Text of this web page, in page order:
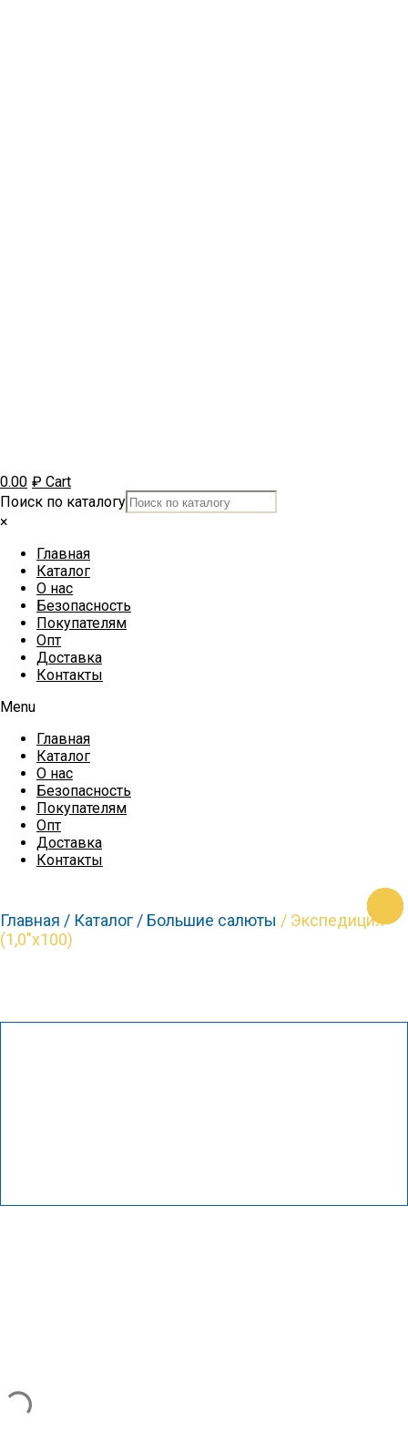
0.00 ₽ Cart
Поиск по каталогу
×
Главная
Каталог
О нас
Безопасность
Покупателям
Опт
Доставка
Контакты
Menu
Главная
Каталог
О нас
Безопасность
Покупателям
Опт
Доставка
Контакты
Главная / Каталог / Большие салюты / Экспедиция
(1,0″х100)